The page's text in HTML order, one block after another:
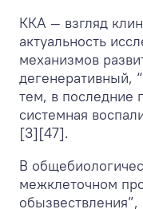
ККА — взгляд
актуальность
механизмов
дегенеративный,
тем, в последние
системная
[3][47].
В
межклеточном